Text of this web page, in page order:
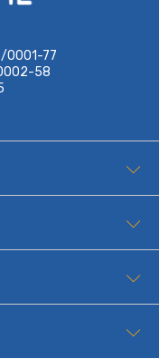
0001-77
58